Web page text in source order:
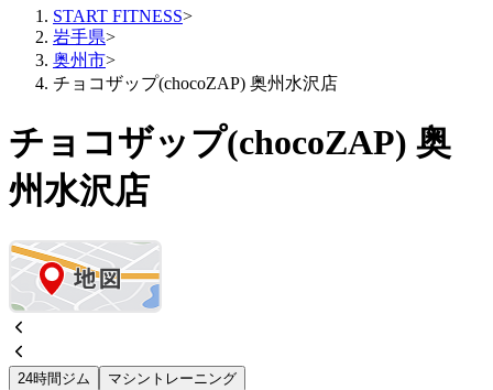
START FITNESS>
岩手県>
奥州市>
チョコザップ(chocoZAP) 奥州水沢店
チョコザップ(chocoZAP) 奥
州水沢店
24時間ジム
マシントレーニング